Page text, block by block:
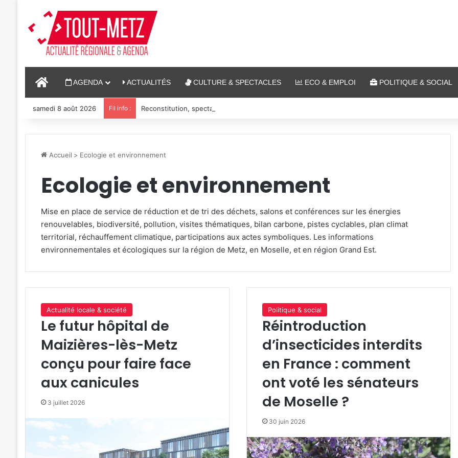
ACCUEILAGENDA ACTUALITÉS CULTURE & SPECTACLES ECO & EMPLOI POLITIQUE & SOCIAL
samedi 8 août 2026 Fil info : Reconstitution, spectacles et cinéma pour l’édition 2026 de « Ça tombe comme à Gravelotte »
Accueil > Ecologie et environnement
Ecologie et environnement
Mise en place de service de réduction et de tri des déchets, salons et conférences sur les énergies
renouvelables, biodiversité, pollution, visites thématiques, bilan carbone, pistes cyclables, plan climat
territorial, réchauffement climatique, participations aux actes symboliques. Les informations
environnementales et écologiques sur la région de Metz, en Moselle, et en région Grand Est.
Actualité locale & société
Le futur hôpital de
Maizières-lès-Metz
conçu pour faire face
aux canicules
3 juillet 2026
Politique & social
Réintroduction
d’insecticides interdits
en France : comment
ont voté les sénateurs
de Moselle ?
30 juin 2026